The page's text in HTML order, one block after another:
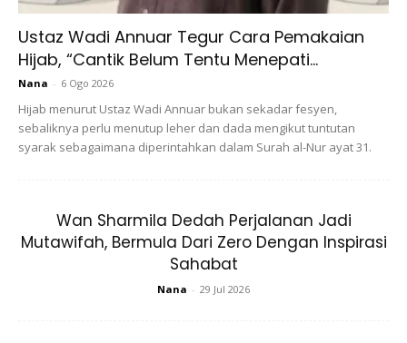
Ads
halus, mulus dan lembut, campurkan sapuan Nutella itu
dengan beberapa sudu gula.
Kate mengamalkan rutin masker Nutella ini, selama tujuh
Ustaz Wadi Annuar Tegur Cara Pemakaian
Hijab, “Cantik Belum Tentu Menepati...
Nana - 6 Ogo 2026
Hijab menurut Ustaz Wadi Annuar bukan sekadar fesyen,
sebaliknya perlu menutup leher dan dada mengikut tuntutan
syarak sebagaimana diperintahkan dalam Surah al-Nur ayat 31.
Wan Sharmila Dedah Perjalanan Jadi
Mutawifah, Bermula Dari Zero Dengan Inspirasi
Sahabat
Nana - 29 Jul 2026